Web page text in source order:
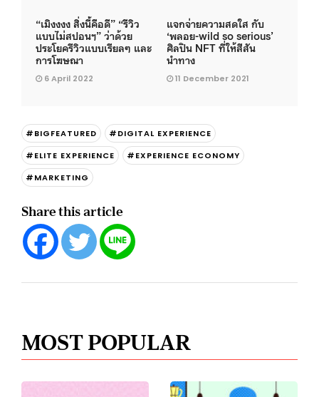
“เมิงงงง สิ่งนี้คือดี” “รีวิว
แบบไม่สปอนฯ” ว่าด้วย
ประโยครีวิวแบบเรียลๆ และ
การโฆษณา
6 April 2022
แจกจ่ายความสดใส กับ
‘พลอย-wild so serious’
ศิลปิน NFT ที่ให้สีสัน
นำทาง
11 December 2021
#BIGFEATURED
#DIGITAL EXPERIENCE
#ELITE EXPERIENCE
#EXPERIENCE ECONOMY
#MARKETING
Share this article
MOST POPULAR